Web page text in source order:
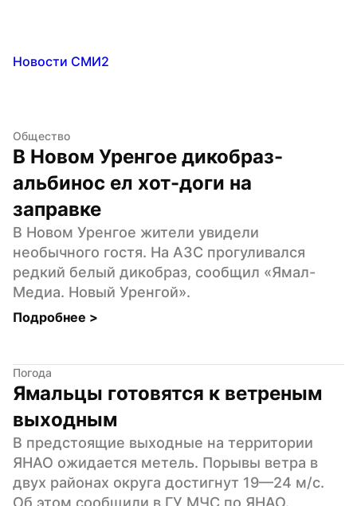
Новости СМИ2
Общество
В Новом Уренгое дикобраз-
альбинос ел хот-доги на
заправке
В Новом Уренгое жители увидели
необычного гостя. На АЗС прогуливался
редкий белый дикобраз, сообщил «Ямал-
Медиа. Новый Уренгой».
Подробнее >
Погода
Ямальцы готовятся к ветреным
выходным
В предстоящие выходные на территории
ЯНАО ожидается метель. Порывы ветра в
двух районах округа достигнут 19—24 м/с.
Об этом сообщили в ГУ МЧС по ЯНАО.